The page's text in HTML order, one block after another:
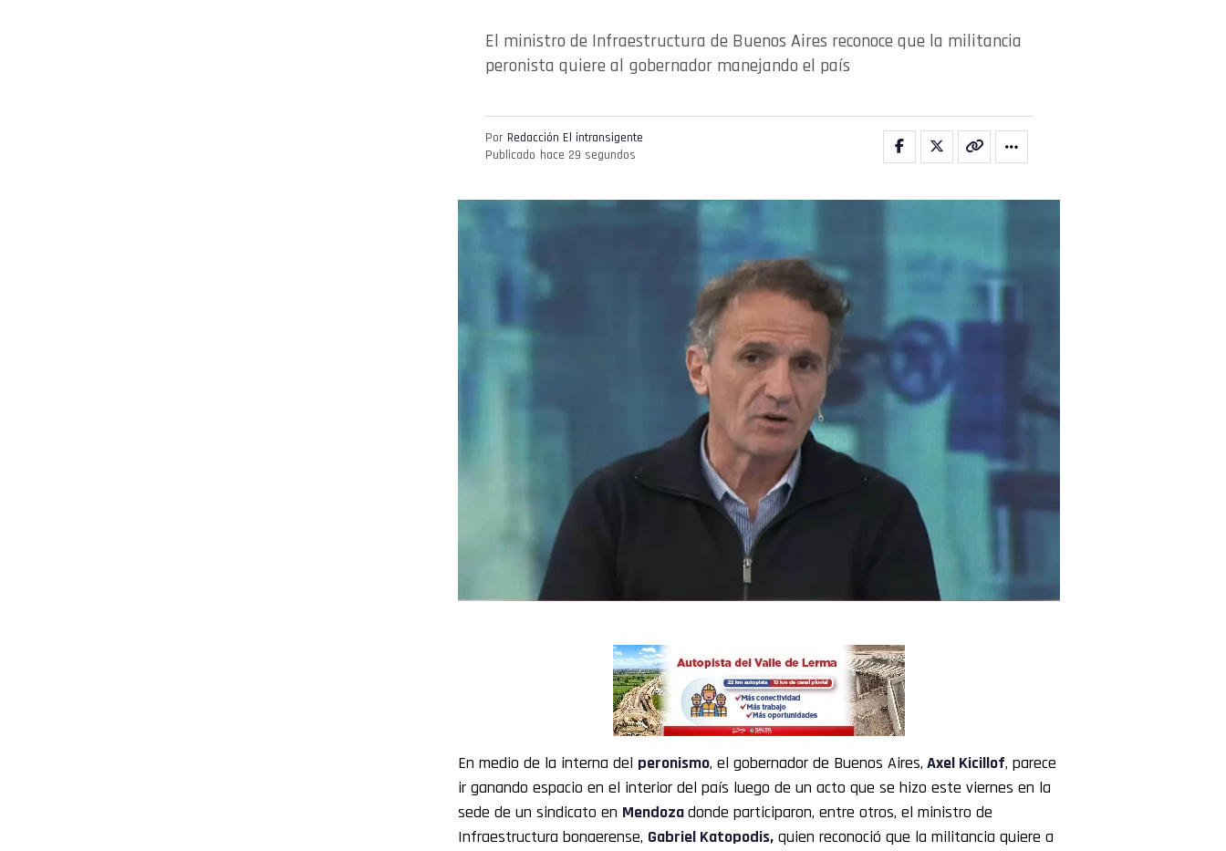
El ministro de Infraestructura de Buenos Aires reconoce que la militancia
peronista quiere al gobernador manejando el país
Por Redacción El intransigente
Publicado hace 29 segundos
En medio de la interna del peronismo, el gobernador de Buenos Aires, Axel Kicillof, parece
ir ganando espacio en el interior del país luego de un acto que se hizo este viernes en la
sede de un sindicato en Mendozadonde participaron, entre otros, el ministro de
Infraestructura bonaerense, Gabriel Katopodis, quien reconoció que la militancia quiere a